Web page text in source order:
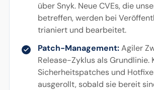
über Snyk. Neue CVEs, die
betreffen, werden bei
trianiert und bearbeitet.
Patch-Management:Agiler
Release-Zyklus als Grundlinie.
Sicherheitspatches und
ausgerollt, sobald sie bereit